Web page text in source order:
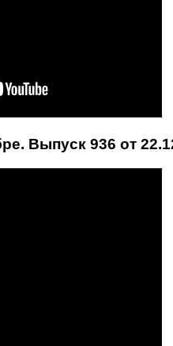
Выпуск 936 от